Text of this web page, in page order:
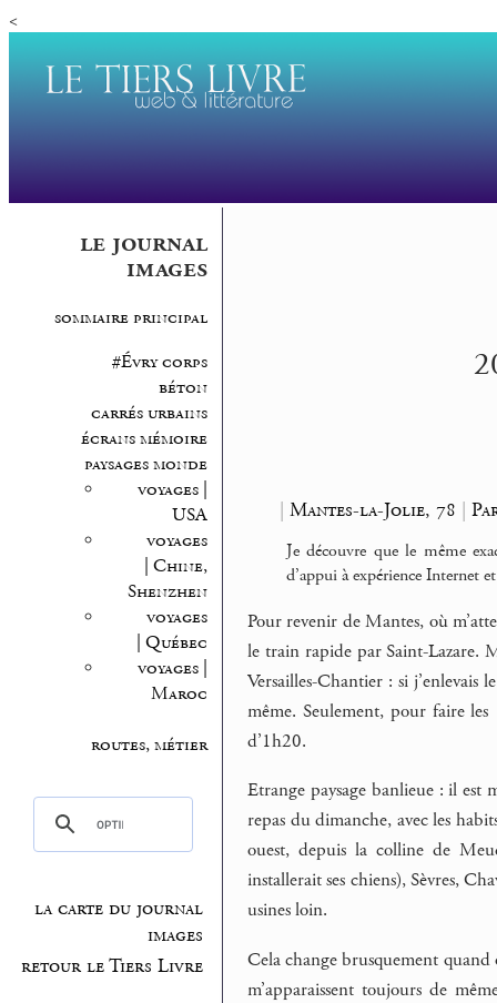
<
le journal
images
sommaire principal
#Évry corps
béton
carrés urbains
écrans mémoire
paysages monde
voyages |
USA
voyages
| Chine,
Shenzhen
voyages
| Québec
voyages |
Maroc
routes, métier
la carte du journal
images
retour le Tiers Livre
| Mantes-la-Jolie, 78 |
Je découvre que le même
d’appui à expérience Internet
Pour revenir de Mantes, où
le train rapide par Saint-Lazare.
Versailles-Chantier : si j’enlevais
même. Seulement, pour faire
d’1h20.
Etrange paysage banlieue : il
repas du dimanche, avec les
ouest, depuis la colline de
installerait ses chiens), Sèvres,
usines loin.
Cela change brusquement
m’apparaissent toujours de